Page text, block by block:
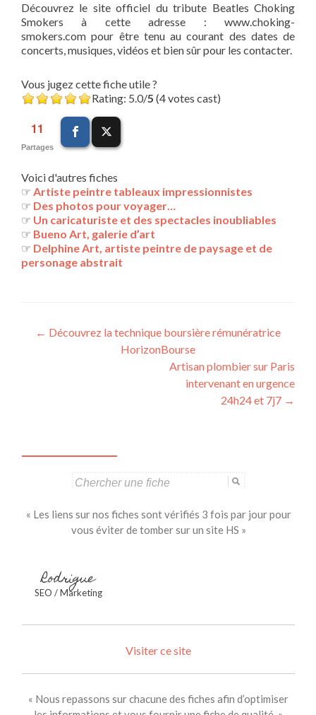
Découvrez le site officiel du tribute Beatles Choking
Smokers à cette adresse : www.choking-
smokers.com pour être tenu au courant des dates de
concerts, musiques, vidéos et bien sûr pour les contacter.
Vous jugez cette fiche utile ?
Rating: 5.0/5 (4 votes cast)
11
Partages
Voici d'autres fiches
☞ Artiste peintre tableaux impressionnistes
☞ Des photos pour voyager…
☞ Un caricaturiste et des spectacles inoubliables
☞ Bueno Art, galerie d’art
☞ Delphine Art, artiste peintre de paysage et de
personage abstrait
Navigation
← Découvrez la technique boursière rémunératrice
HorizonBourse
Artisan plombier sur Paris
intervenant en urgence
24h24 et 7j7 →
« Les liens sur nos fiches sont vérifiés 3 fois par jour pour
vous éviter de tomber sur un site HS »
Rodrigue
SEO / Marketing
Visiter ce site
« Nous repassons sur chacune des fiches afin d’optimiser